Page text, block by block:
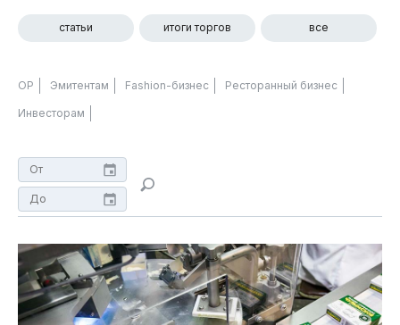
статьи итоги торгов все
ОР Эмитентам Fashion-бизнес Ресторанный бизнес
Инвесторам